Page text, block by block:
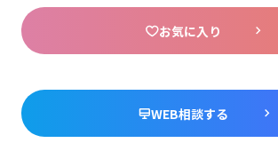
お気に入り
WEB相談する